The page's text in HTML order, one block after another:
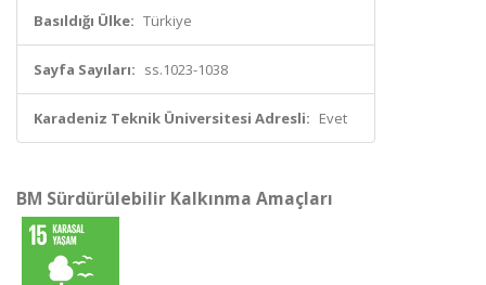
Basıldığı Ülke: Türkiye
Sayfa Sayıları: ss.1023-1038
Karadeniz Teknik Üniversitesi Adresli: Evet
BM Sürdürülebilir Kalkınma Amaçları